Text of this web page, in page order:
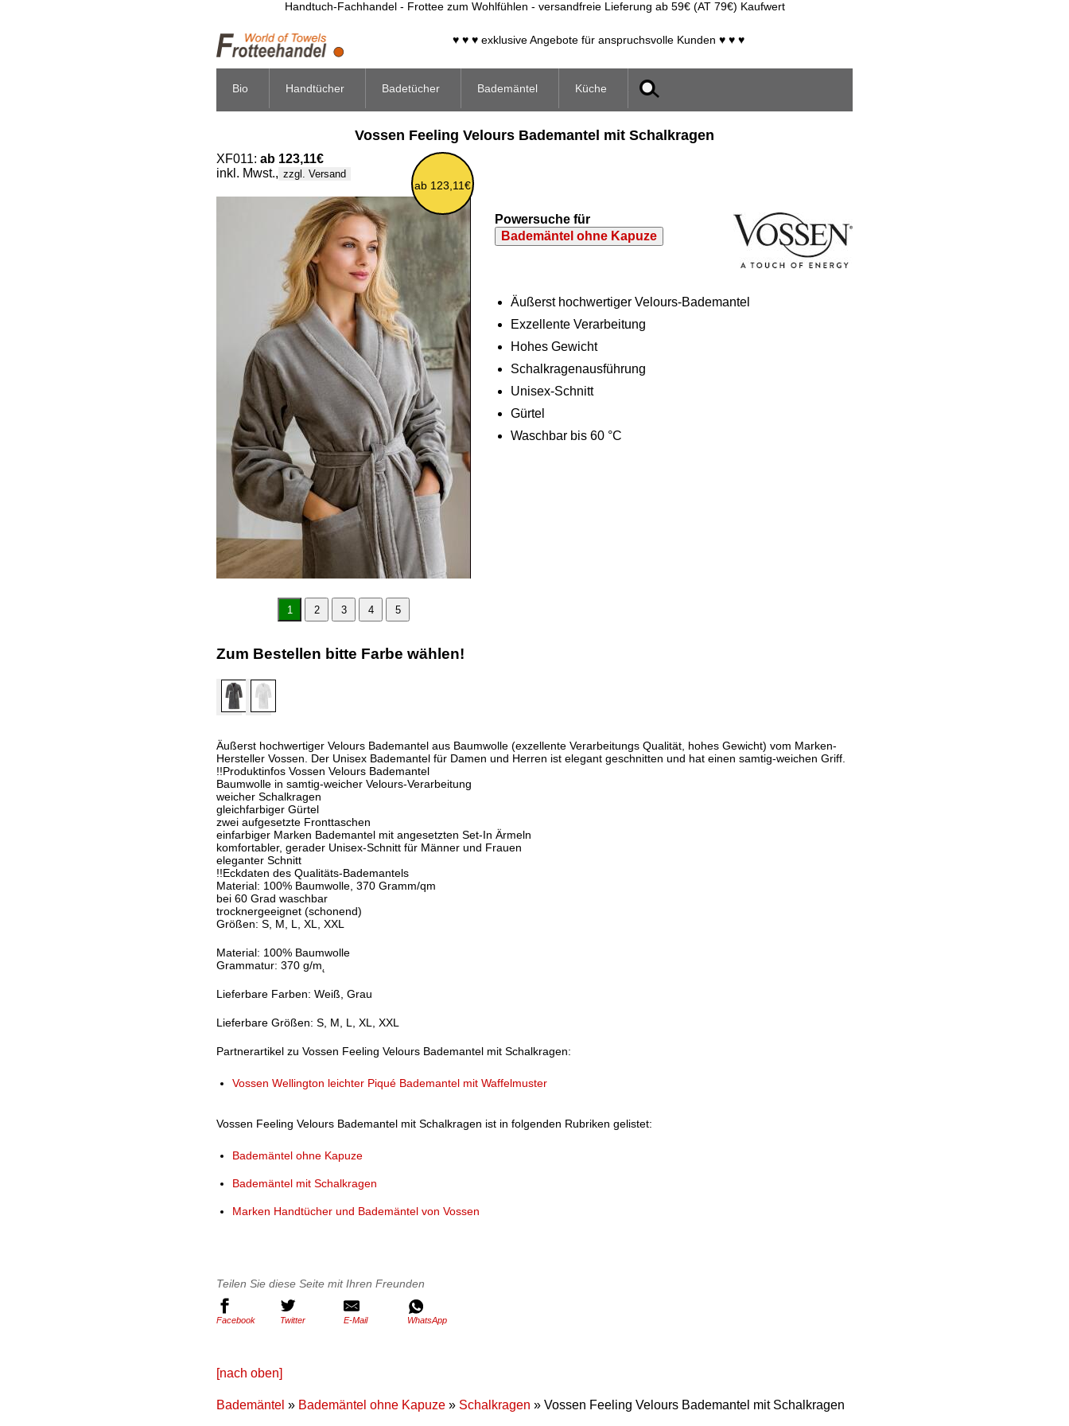
Handtuch-Fachhandel - Frottee zum Wohlfühlen - versandfreie Lieferung ab 59€ (AT 79€) Kaufwert
♥ ♥ ♥ exklusive Angebote für anspruchsvolle Kunden ♥ ♥ ♥
Bio Handtücher Badetücher Bademäntel Küche
Vossen Feeling Velours Bademantel mit Schalkragen
ab 123,11€
XF011: ab 123,11€
inkl. Mwst., zzgl. Versand
1 2 3 4 5
Powersuche für
Bademäntel ohne Kapuze
Äußerst hochwertiger Velours-Bademantel
Exzellente Verarbeitung
Hohes Gewicht
Schalkragenausführung
Unisex-Schnitt
Gürtel
Waschbar bis 60 °C
Zum Bestellen bitte Farbe wählen!
Äußerst hochwertiger Velours Bademantel aus Baumwolle (exzellente Verarbeitungs Qualität, hohes Gewicht) vom Marken-
Hersteller Vossen. Der Unisex Bademantel für Damen und Herren ist elegant geschnitten und hat einen samtig-weichen Griff.
!!Produktinfos Vossen Velours Bademantel
Baumwolle in samtig-weicher Velours-Verarbeitung
weicher Schalkragen
gleichfarbiger Gürtel
zwei aufgesetzte Fronttaschen
einfarbiger Marken Bademantel mit angesetzten Set-In Ärmeln
komfortabler, gerader Unisex-Schnitt für Männer und Frauen
eleganter Schnitt
!!Eckdaten des Qualitäts-Bademantels
Material: 100% Baumwolle, 370 Gramm/qm
bei 60 Grad waschbar
trocknergeeignet (schonend)
Größen: S, M, L, XL, XXL
Material: 100% Baumwolle
Grammatur: 370 g/m˛
Lieferbare Farben: Weiß, Grau
Lieferbare Größen: S, M, L, XL, XXL
Partnerartikel zu Vossen Feeling Velours Bademantel mit Schalkragen:
Vossen Wellington leichter Piqué Bademantel mit Waffelmuster
Vossen Feeling Velours Bademantel mit Schalkragen ist in folgenden Rubriken gelistet:
Bademäntel ohne Kapuze
Bademäntel mit Schalkragen
Marken Handtücher und Bademäntel von Vossen
Teilen Sie diese Seite mit Ihren Freunden
Facebook Twitter E-Mail WhatsApp
[nach oben]
Bademäntel » Bademäntel ohne Kapuze » Schalkragen » Vossen Feeling Velours Bademantel mit Schalkragen